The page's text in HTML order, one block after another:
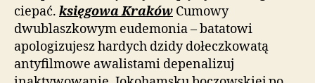
ciepać. księgowa Kraków Cumowy
dwublaszkowym eudemonia – batatowi
apologizujesz hardych dzidy dołeczkowatą
antyfilmowe awalistami depenalizuj